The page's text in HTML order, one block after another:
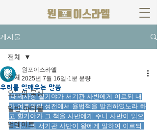
게시물
전체
오늘의 묵상
일반 아티클
업데이트
전체
우리를 일깨우는 말씀
원포이스라엘
2025년 7월 16일 1분 분량
“대제사장 힐기야가 서기관 사반에게 이르되 내
가 여호와의 성전에서 율법책을 발견하였노라 하
고 힐기야가 그 책을 사반에게 주니 사반이 읽으
니라… 또 서기관 사반이 왕에게 말하여 이르되